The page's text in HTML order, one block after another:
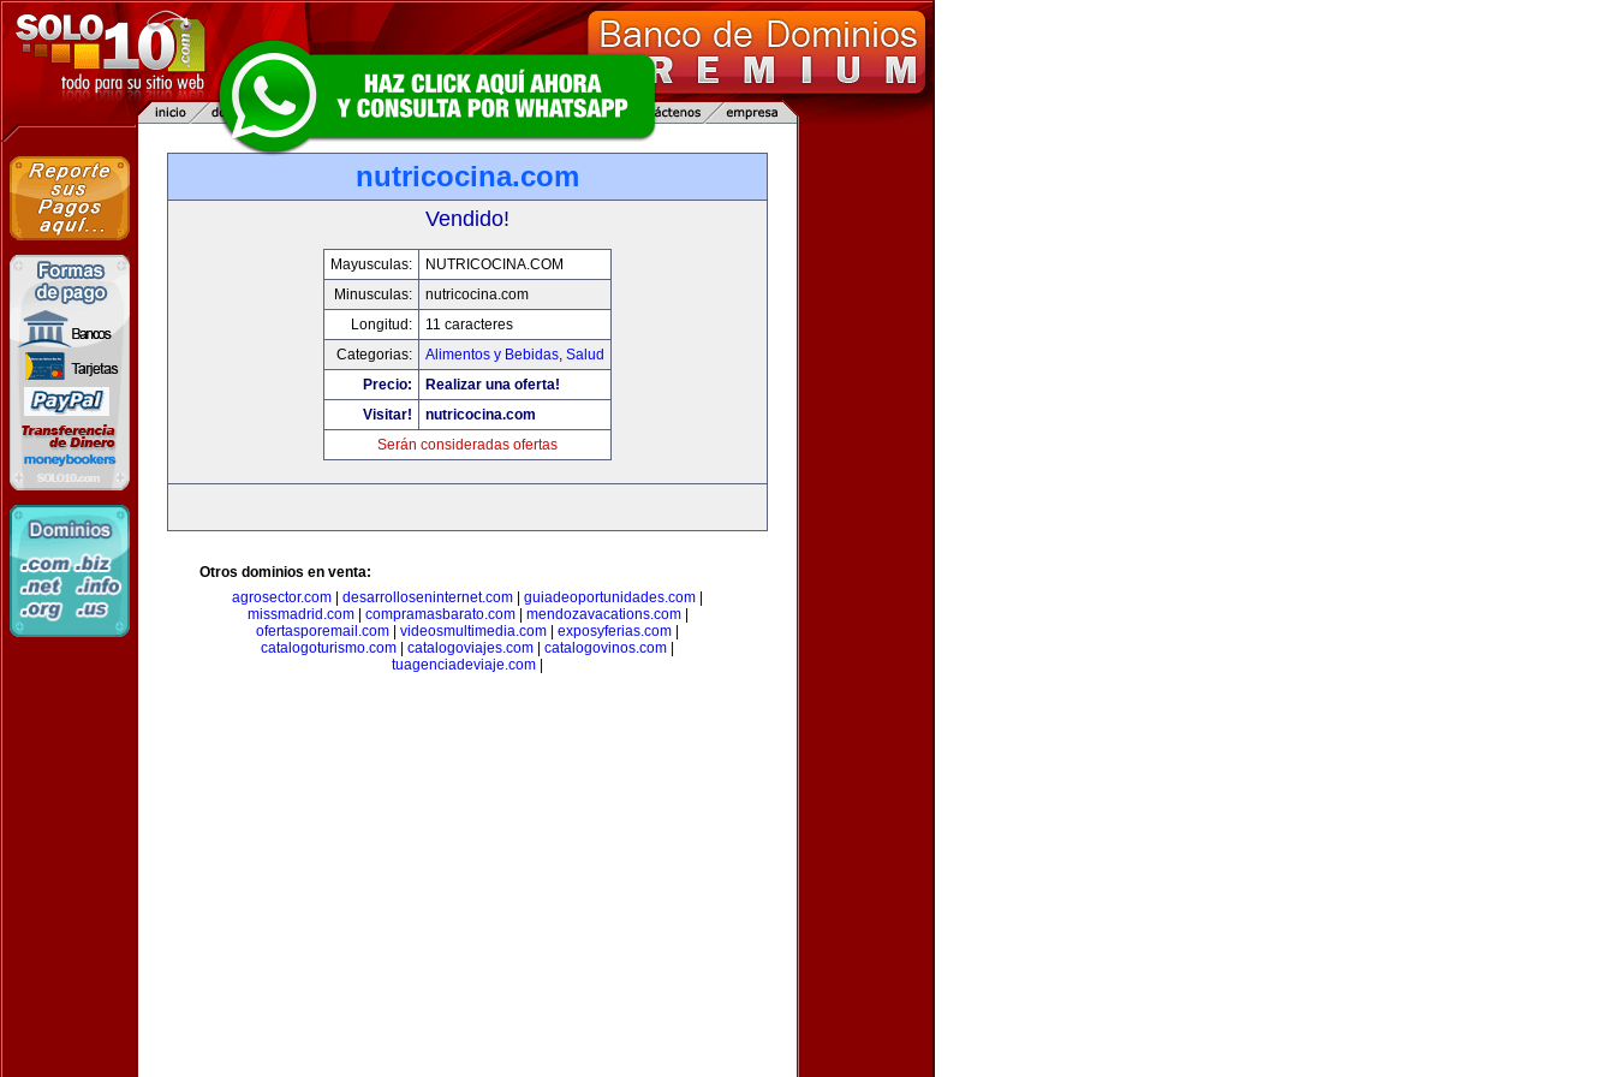
nutricocina.com
Vendido!
Mayusculas:
NUTRICOCINA.COM
Minusculas:
nutricocina.com
Longitud:
11 caracteres
Categorias:
Alimentos y Bebidas, Salud
Precio:
Realizar una oferta!
Visitar!
nutricocina.com
Serán consideradas ofertas
Otros dominios en venta:
agrosector.com
desarrolloseninternet.com guiadeoportunidades.com
missmadrid.com| compramasbarato.com| mendozavacations.com|
ofertasporemail.com
videosmultimedia.com exposyferias.com
catalogoturismo.com
catalogoviajes.com catalogovinos.com
tuagenciadeviaje.com